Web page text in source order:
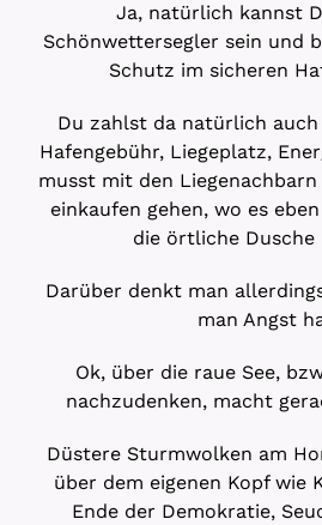
Ja, natürlich kannst
Schönwettersegler sein und
Schutz im sicheren
Du zahlst da natürlich auch
Hafengebühr, Liegeplatz,
musst mit den
einkaufen gehen, wo es
die örtliche
Darüber denkt man
man Angst
Ok, über die raue See,
nachzudenken, macht
Düstere Sturmwolken am
über dem eigenen Kopf wie
Ende der Demokratie,